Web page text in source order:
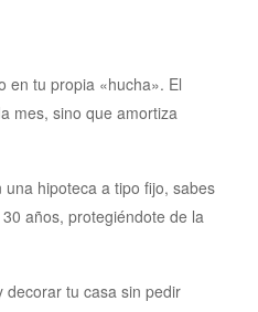
en tu propia «hucha». El
mes, sino que amortiza
una hipoteca a tipo fijo, sabes
años, protegiéndote de la
decorar tu casa sin pedir